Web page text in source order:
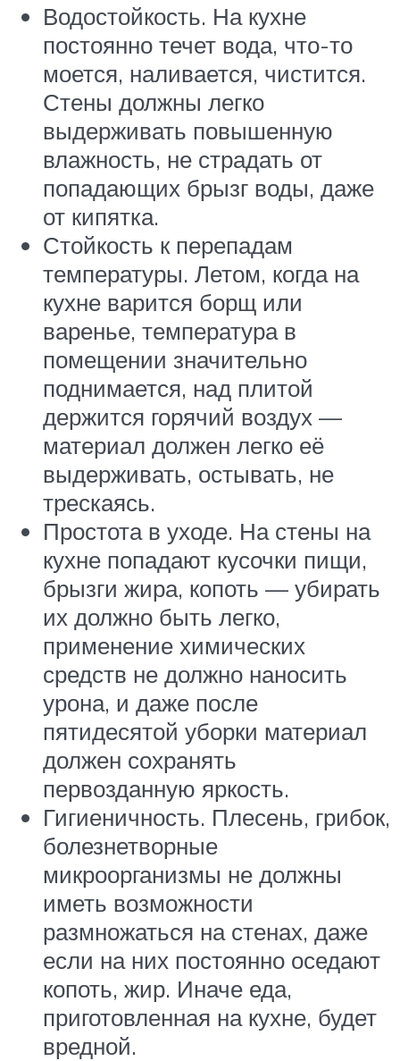
Водостойкость. На кухне
постоянно течет вода, что-то
моется, наливается, чистится.
Стены должны легко
выдерживать повышенную
влажность, не страдать от
попадающих брызг воды, даже
от кипятка.
Стойкость к перепадам
температуры. Летом, когда на
кухне варится борщ или
варенье, температура в
помещении значительно
поднимается, над плитой
держится горячий воздух —
материал должен легко её
выдерживать, остывать, не
трескаясь.
Простота в уходе. На стены на
кухне попадают кусочки пищи,
брызги жира, копоть — убирать
их должно быть легко,
применение химических
средств не должно наносить
урона, и даже после
пятидесятой уборки материал
должен сохранять
первозданную яркость.
Гигиеничность. Плесень, грибок,
болезнетворные
микроорганизмы не должны
иметь возможности
размножаться на стенах, даже
если на них постоянно оседают
копоть, жир. Иначе еда,
приготовленная на кухне, будет
вредной.